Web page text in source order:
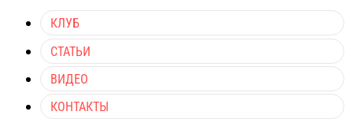
КЛУБ
СТАТЬИ
ВИДЕО
КОНТАКТЫ